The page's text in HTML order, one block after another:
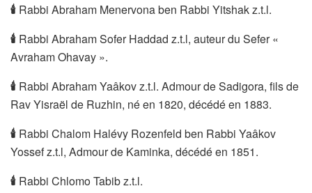
🕯 Rabbi Abraham Menervona ben Rabbi Yitshak z.t.l.
🕯 Rabbi Abraham Sofer Haddad z.t.l, auteur du Sefer «
Avraham Ohavay ».
🕯 Rabbi Abraham Yaâkov z.t.l. Admour de Sadigora, fils de
Rav Yisraël de Ruzhin, né en 1820, décédé en 1883.
🕯 Rabbi Chalom Halévy Rozenfeld ben Rabbi Yaâkov
Yossef z.t.l, Admour de Kaminka, décédé en 1851.
🕯 Rabbi Chlomo Tabib z.t.l.